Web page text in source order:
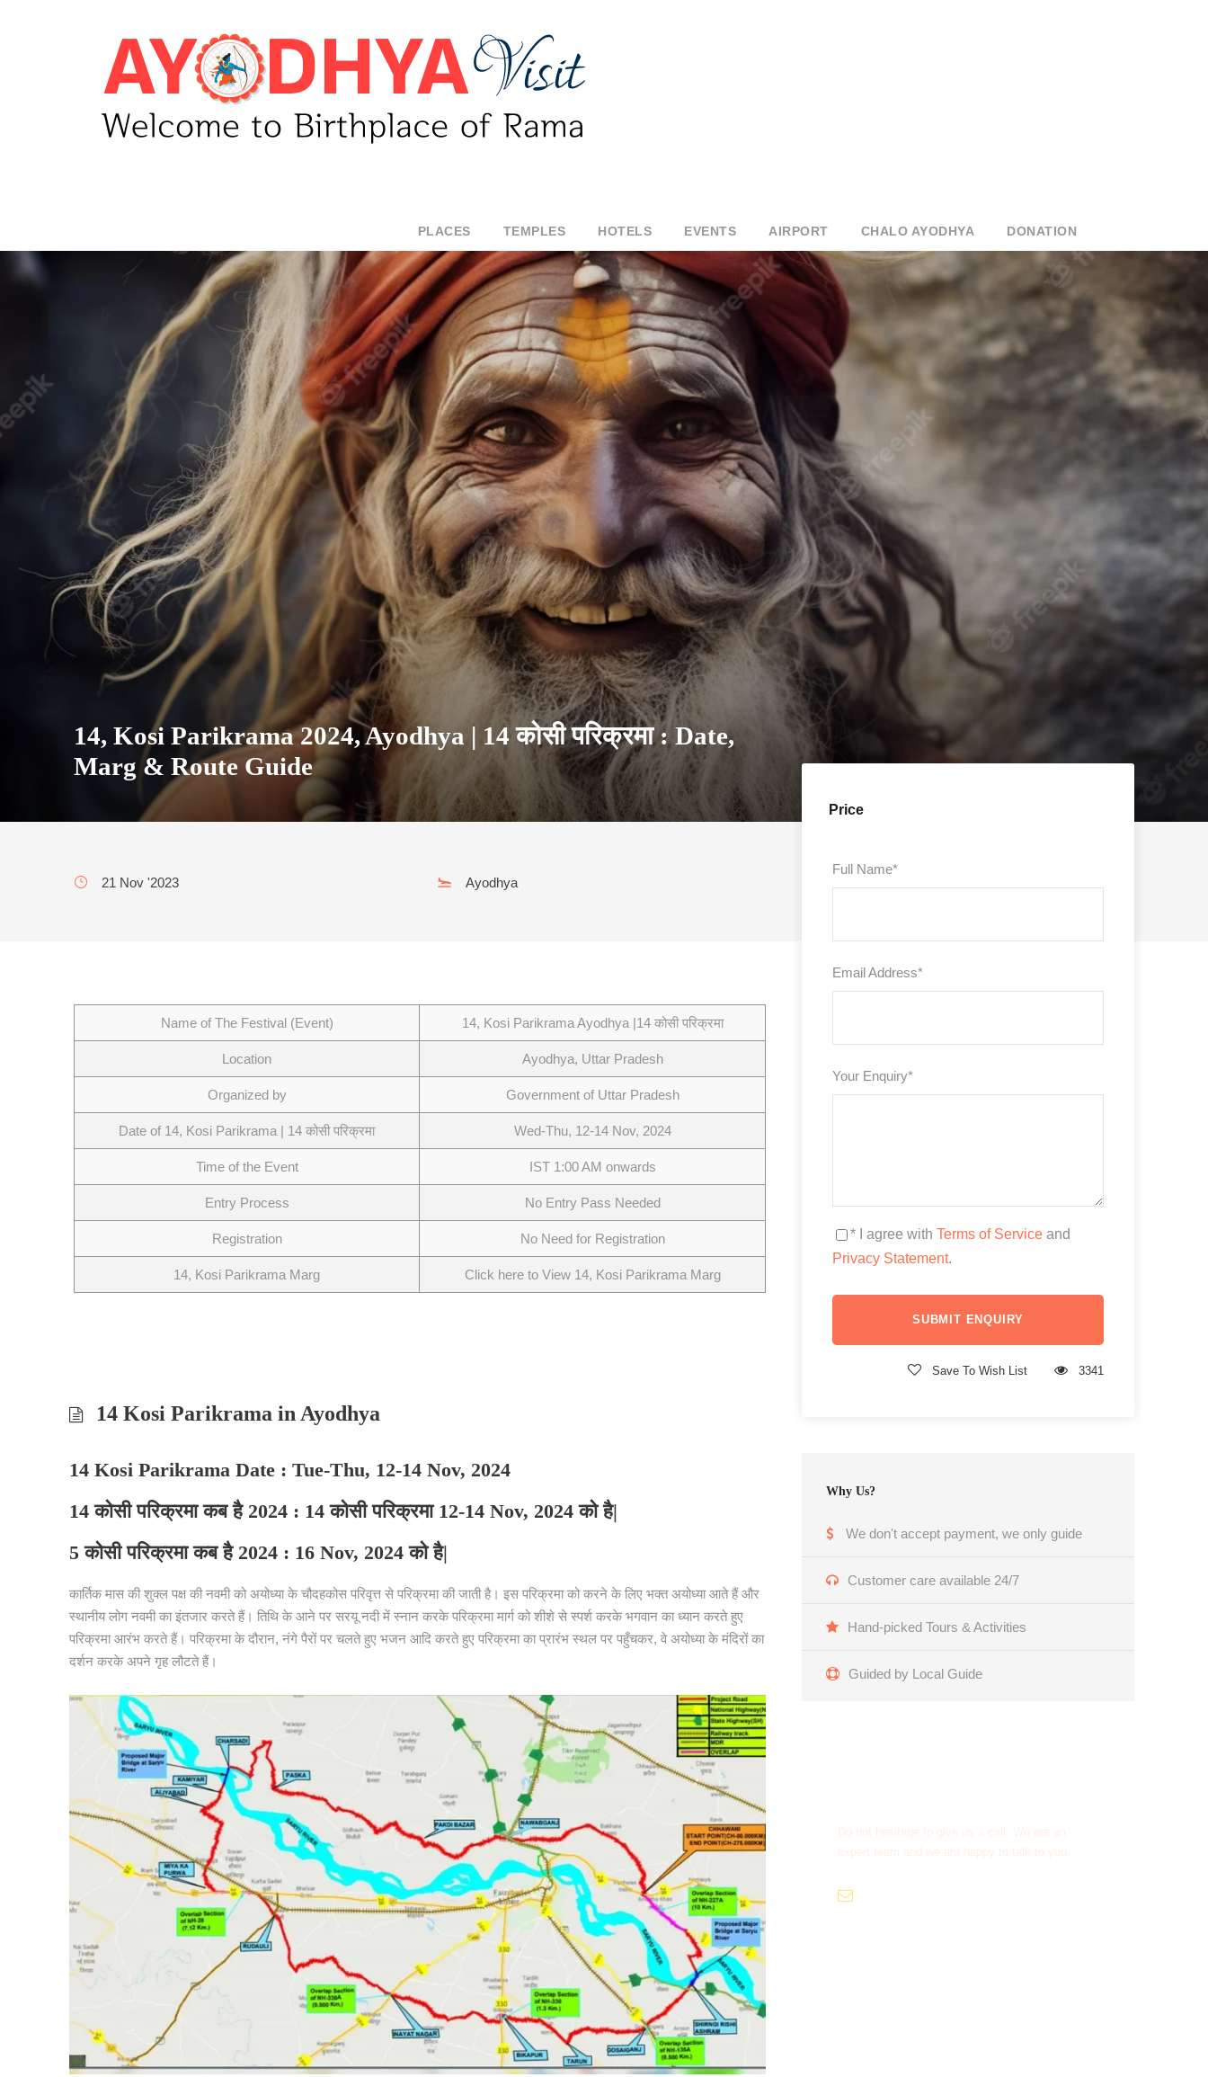
PLACES TEMPLES HOTELS EVENTS AIRPORT CHALO AYODHYA DONATION
14, Kosi Parikrama 2024, Ayodhya | 14 कोसी परिक्रमा : Date,
Marg & Route Guide
Price
Full Name*
Email Address*
Your Enquiry*
* I agree with Terms of Service and
Privacy Statement.
Save To Wish List 3341
Why Us?
We don't accept payment, we only guide
Customer care available 24/7
Hand-picked Tours & Activities
Guided by Local Guide
21 Nov '2023 Ayodhya
Name of The Festival (Event) 14, Kosi Parikrama Ayodhya |14 कोसी परिक्रमा
Location Ayodhya, Uttar Pradesh
Organized by Government of Uttar Pradesh
Date of 14, Kosi Parikrama | 14 कोसी परिक्रमा Wed-Thu, 12-14 Nov, 2024
Time of the Event IST 1:00 AM onwards
Entry Process No Entry Pass Needed
Registration No Need for Registration
14, Kosi Parikrama Marg Click here to View 14, Kosi Parikrama Marg
14 Kosi Parikrama in Ayodhya
14 Kosi Parikrama Date : Tue-Thu, 12-14 Nov, 2024
14 कोसी परिक्रमा कब है 2024 : 14 कोसी परिक्रमा 12-14 Nov, 2024 को है|
5 कोसी परिक्रमा कब है 2024 : 16 Nov, 2024 को है|
कार्तिक मास की शुक्ल पक्ष की नवमी को अयोध्या के चौदहकोस परिवृत्त से परिक्रमा की जाती है। इस परिक्रमा को करने के लिए भक्त अयोध्या आते हैं और
स्थानीय लोग नवमी का इंतजार करते हैं। तिथि के आने पर सरयू नदी में स्नान करके परिक्रमा मार्ग को शीशे से स्पर्श करके भगवान का ध्यान करते हुए
परिक्रमा आरंभ करते हैं। परिक्रमा के दौरान, नंगे पैरों पर चलते हुए भजन आदि करते हुए परिक्रमा का प्रारंभ स्थल पर पहुँचकर, वे अयोध्या के मंदिरों का
दर्शन करके अपने गृह लौटते हैं।